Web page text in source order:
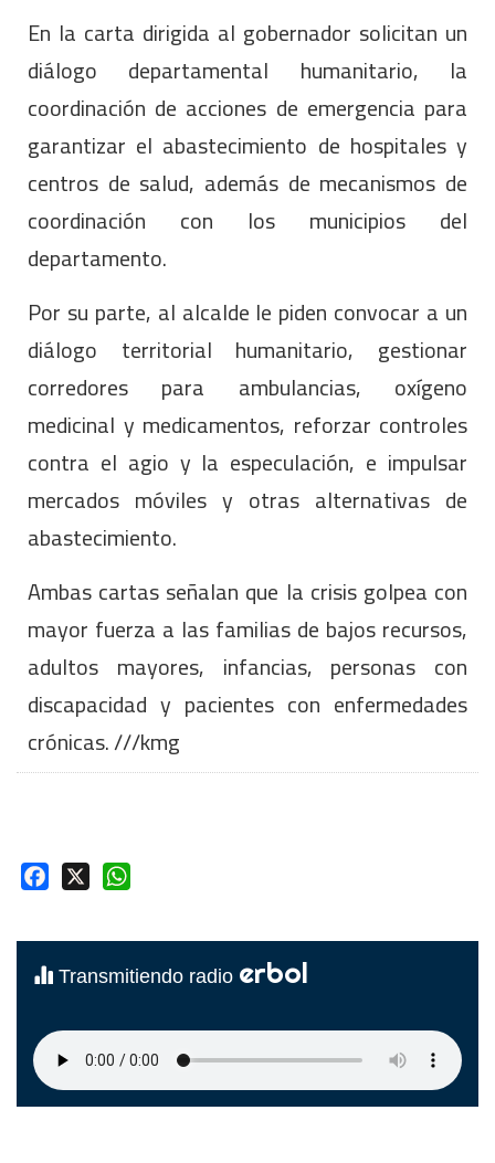
En la carta dirigida al gobernador solicitan un
diálogo departamental humanitario, la
coordinación de acciones de emergencia para
garantizar el abastecimiento de hospitales y
centros de salud, además de mecanismos de
coordinación con los municipios del
departamento.
Por su parte, al alcalde le piden convocar a un
diálogo territorial humanitario, gestionar
corredores para ambulancias, oxígeno
medicinal y medicamentos, reforzar controles
contra el agio y la especulación, e impulsar
mercados móviles y otras alternativas de
abastecimiento.
Ambas cartas señalan que la crisis golpea con
mayor fuerza a las familias de bajos recursos,
adultos mayores, infancias, personas con
discapacidad y pacientes con enfermedades
crónicas. ///kmg
Facebook
Transmitiendo radio erbol